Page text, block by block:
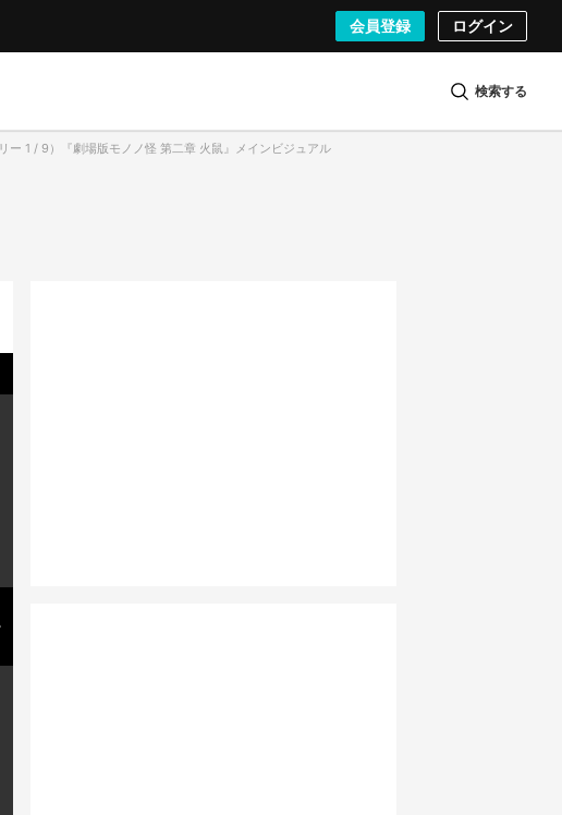
会員登録 ログイン
検索する
リー 1 / 9）『劇場版モノノ怪 第二章 火鼠』メインビジュアル